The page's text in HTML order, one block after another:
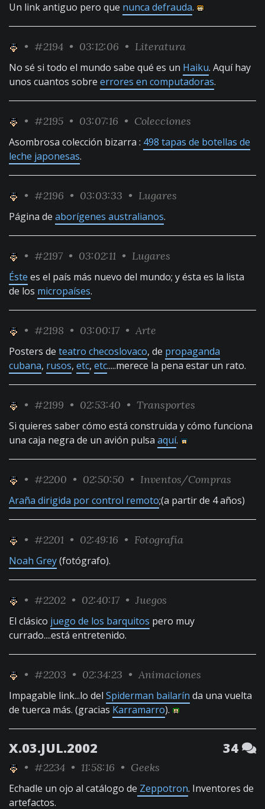
Un link antiguo pero que nunca defrauda.
• #2194 • 03:12:06 • Literatura
No sé si todo el mundo sabe qué es un Haiku. Aquí hay
unos cuantos sobre errores en computadoras.
• #2195 • 03:07:16 • Colecciones
Asombrosa colección bizarra : 498 tapas de botellas de
leche japonesas.
• #2196 • 03:03:33 • Lugares
Página de aborígenes australianos.
• #2197 • 03:02:11 • Lugares
Éste es el país más nuevo del mundo; y ésta es la lista
de los micropaíses.
• #2198 • 03:00:17 • Arte
Posters de teatro checoslovaco, de propaganda
cubana, rusos, etc, etc.....merece la pena estar un rato.
• #2199 • 02:53:40 • Transportes
Si quieres saber cómo está construida y cómo funciona
una caja negra de un avión pulsa aquí.
• #2200 • 02:50:50 • Inventos/Compras
Araña dirigida por control remoto;(a partir de 4 años)
• #2201 • 02:49:16 • Fotografía
Noah Grey(fotógrafo).
• #2202 • 02:40:17 • Juegos
El clásico juego de los barquitos pero muy
currado....está entretenido.
• #2203 • 02:34:23 • Animaciones
Impagable link...lo del Spiderman bailarín da una vuelta
de tuerca más. (gracias Karramarro).
X.03.JUL.2002 34
• #2234 • 11:58:16 • Geeks
Echadle un ojo al catálogo de Zeppotron. Inventores de
artefactos.